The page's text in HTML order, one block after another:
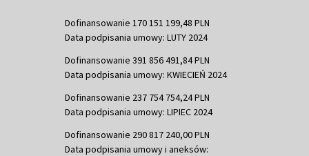
Dofinansowanie 170 151 199,48 PLN
Data podpisania umowy: LUTY 2024
Dofinansowanie 391 856 491,84 PLN
Data podpisania umowy: KWIECIEŃ 2024
Dofinansowanie 237 754 754,24 PLN
Data podpisania umowy: LIPIEC 2024
Dofinansowanie 290 817 240,00 PLN
Data podpisania umowy i aneksów: